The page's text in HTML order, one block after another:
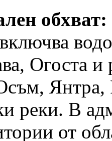
обхват:
Огоста и
Янтра,
реки. В
от